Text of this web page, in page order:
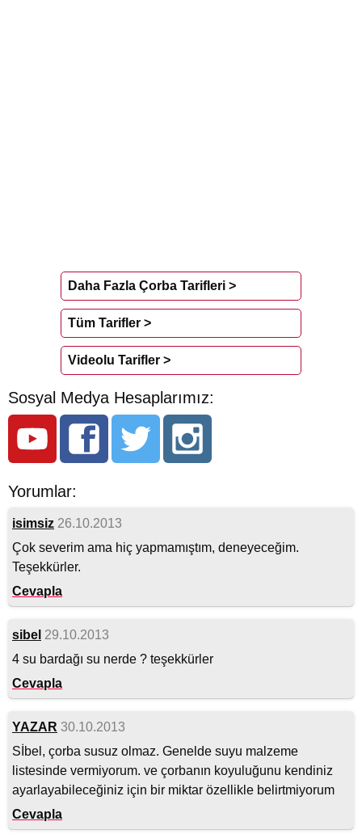
Daha Fazla Çorba Tarifleri >
Tüm Tarifler >
Videolu Tarifler >
Sosyal Medya Hesaplarımız:
Yorumlar:
isimsiz 26.10.2013
Çok severim ama hiç yapmamıştım, deneyeceğim.
Teşekkürler.
Cevapla
sibel 29.10.2013
4 su bardağı su nerde ? teşekkürler
Cevapla
YAZAR 30.10.2013
Sİbel, çorba susuz olmaz. Genelde suyu malzeme
listesinde vermiyorum. ve çorbanın koyuluğunu kendiniz
ayarlayabileceğiniz için bir miktar özellikle belirtmiyorum
Cevapla